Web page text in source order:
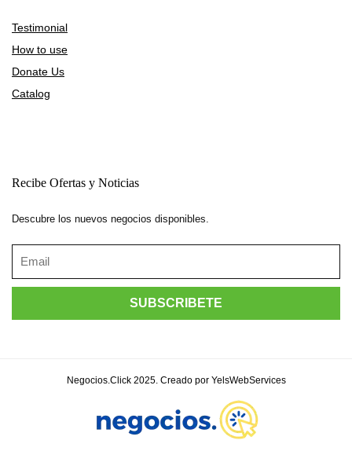
Testimonial
How to use
Donate Us
Catalog
Recibe Ofertas y Noticias
Descubre los nuevos negocios disponibles.
Negocios.Click 2025. Creado por YelsWebServices